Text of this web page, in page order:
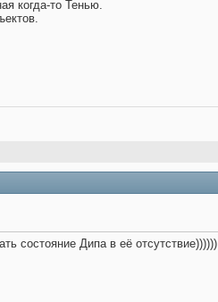
когда-то Тенью.
состояние Дипа в её отсутствие))))))